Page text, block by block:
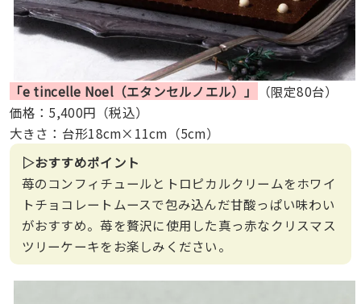
「e tincelle Noel（エタンセルノエル）」
（限定80台）
価格：5,400円（税込）
大きさ：台形18cm×11cm（5cm）
▷おすすめポイント
苺のコンフィチュールとトロピカルクリームをホワイ
トチョコレートムースで包み込んだ甘酸っぱい味わい
がおすすめ。苺を贅沢に使用した真っ赤なクリスマス
ツリーケーキをお楽しみください。